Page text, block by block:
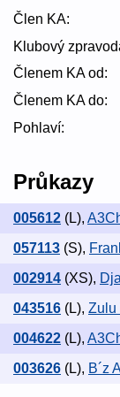
Člen KA:
Klubový
Členem KA od:
Členem KA do:
Pohlaví:
Průkazy
005612 (L),
057113 (S),
002914 (XS),
043516 (L), Zulu
004622 (L),
003626 (L), B´z